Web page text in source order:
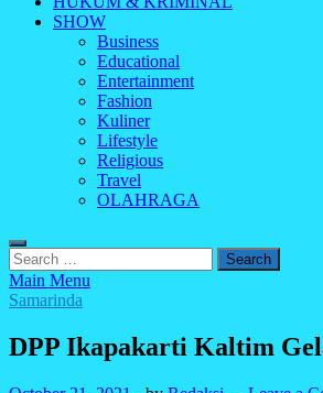
SHOW
Business
Educational
Entertainment
Fashion
Kuliner
Lifestyle
Religious
Travel
OLAHRAGA
Search
for:
Main Menu
Samarinda
DPP Ikapakarti Kaltim